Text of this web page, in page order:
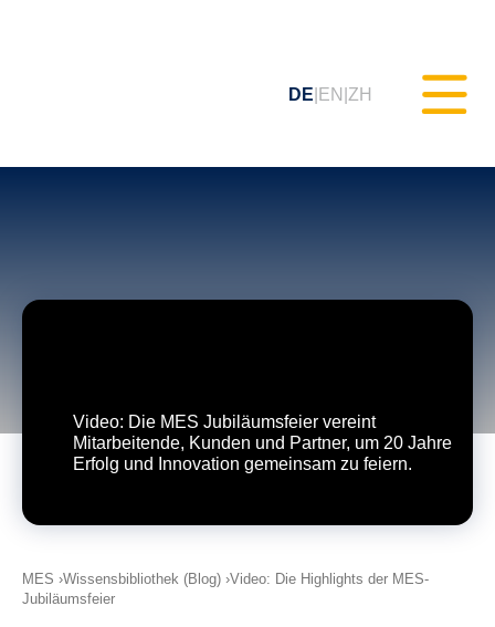
DE EN ZH
ISO 26262 Compliance
(Prozessberatung)
MXAM
Video: Die MES Jubiläumsfeier vereint
Mitarbeitende, Kunden und Partner, um 20 Jahre
Erfolg und Innovation gemeinsam zu feiern.
MES Wissensbibliothek (Blog) Video: Die Highlights der MES-
Jubiläumsfeier